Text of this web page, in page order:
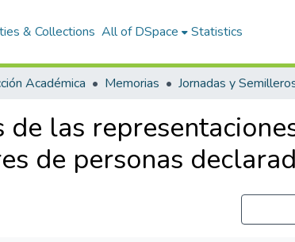
& Collections All of DSpace Statistics
Académica Memorias
de las
de personas